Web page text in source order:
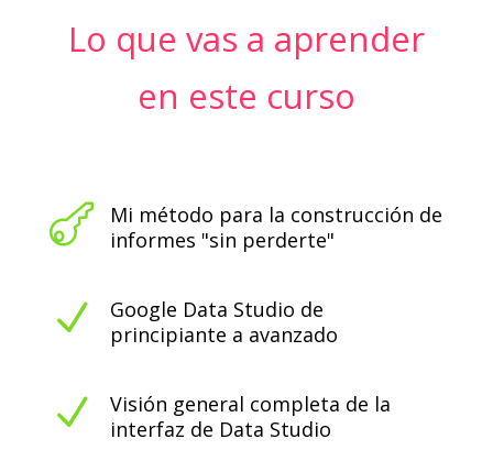
Lo que vas a aprender
en este curso

Mi método para la construcción de
informes "sin perderte"
N
Google Data Studio de
principiante a avanzado
N
Visión general completa de la
interfaz de Data Studio